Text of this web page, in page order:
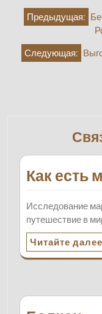
Навигация
по
записям
Предыдущая:
Следующая:
Как есть
Исследование
путешествие в
Читайте далее